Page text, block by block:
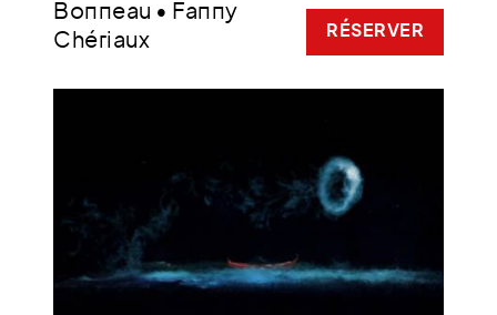
Bonneau • Fanny
Chériaux
RÉSERVER